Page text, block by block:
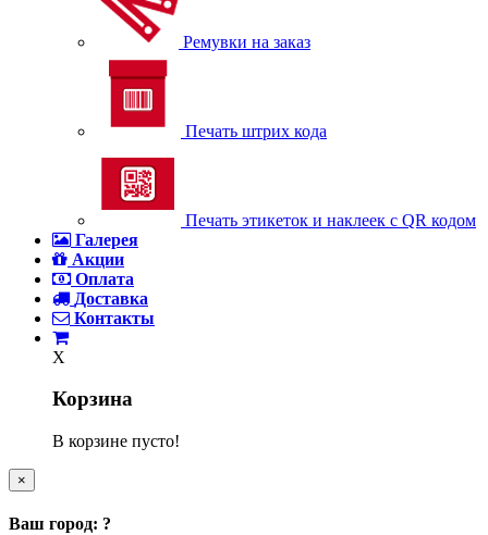
Ремувки на заказ
Печать штрих кода
Печать этикеток и наклеек с QR кодом
Галерея
Акции
Оплата
Доставка
Контакты
X
Корзина
В корзине пусто!
×
Ваш город: ?